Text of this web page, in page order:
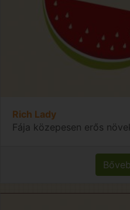
Rich Lady
Fája közepesen erős